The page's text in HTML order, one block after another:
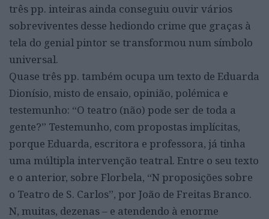
três pp. inteiras ainda conseguiu ouvir vários
sobreviventes desse hediondo crime que graças à
tela do genial pintor se transformou num símbolo
universal.
Quase três pp. também ocupa um texto de Eduarda
Dionísio, misto de ensaio, opinião, polémica e
testemunho: “O teatro (não) pode ser de toda a
gente?” Testemunho, com propostas implícitas,
porque Eduarda, escritora e professora, já tinha
uma múltipla intervenção teatral. Entre o seu texto
e o anterior, sobre Florbela, “N proposições sobre
o Teatro de S. Carlos”, por João de Freitas Branco.
N, muitas, dezenas – e atendendo à enorme